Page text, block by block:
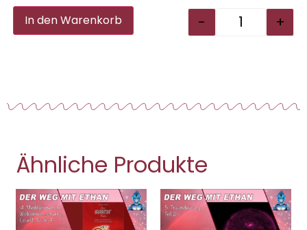
- +
In den Warenkorb Alternative:
Ähnliche Produkte